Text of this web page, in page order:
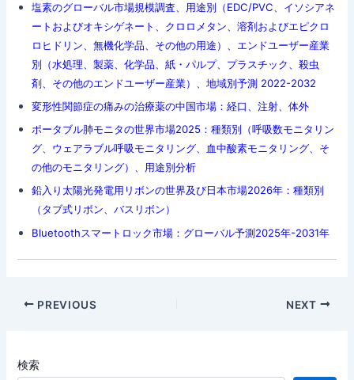
塩素のグローバル市場規模調査、用途別（EDC/PVC、イソシアネ
ートおよびオキシゲネート、クロロメタン、溶剤およびエピクロ
ロヒドリン、無機化学品、その他の用途）、エンドユーザー産業
別（水処理、製薬、化学品、紙・パルプ、プラスチック、殺虫
剤、その他のエンドユーザー産業）、地域別予測 2022-2032
変形性関節症の痛みの治療薬の中国市場：経口、注射、体外
ポータブル肺モニタの世界市場2025：種類別（呼吸数モニタリン
グ、ウェアラブル呼吸モニタリング、血中酸素モニタリング、そ
の他のモニタリング）、用途別分析
鉛入り太陽光発電用リボンの世界及び日本市場2026年：種類別
（タブ式リボン、バスリボン）
Bluetoothスマートロック市場：グローバル予測2025年-2031年
Post
PREVIOUS NEXT
検索